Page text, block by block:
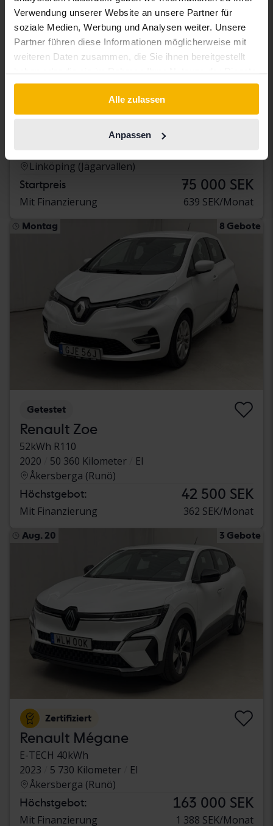
Verwendung unserer Website an unsere Partner für
soziale Medien, Werbung und Analysen weiter. Unsere
Partner führen diese Informationen möglicherweise mit
weiteren Daten zusammen, die Sie ihnen bereitgestellt
gesammelt haben.
Alle zulassen
Anpassen
Renault Mégane
Linköping (Jägarvallen)
Startpreis 75 000 SEK
Mit Finanzierung 639 SEK/Monat
Montag 8 Gebote
Getestet
Renault Zoe
52kWh R110
2020
50 360 Kilometer
El
Åkersberga (Runö)
Höchstgebot: 42 500 SEK
Mit Finanzierung 362 SEK/Monat
Aug. 20 3 Gebote
Zertifiziert
Renault Mégane
E-TECH 40kWh
2023
5 730 Kilometer
El
Åkersberga (Runö)
Höchstgebot: 163 000 SEK
Mit Finanzierung 1 388 SEK/Monat